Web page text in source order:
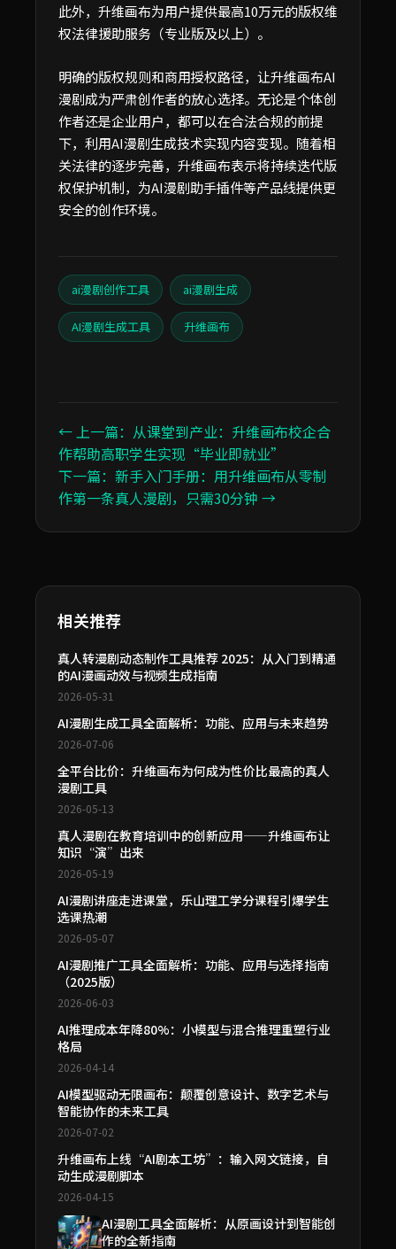
此外，升维画布为用户提供最高10万元的版权维
权法律援助服务（专业版及以上）。
明确的版权规则和商用授权路径，让升维画布AI
漫剧成为严肃创作者的放心选择。无论是个体创
作者还是企业用户，都可以在合法合规的前提
下，利用AI漫剧生成技术实现内容变现。随着相
关法律的逐步完善，升维画布表示将持续迭代版
权保护机制，为AI漫剧助手插件等产品线提供更
安全的创作环境。
ai漫剧创作工具 ai漫剧生成
AI漫剧生成工具 升维画布
← 上一篇：从课堂到产业：升维画布校企合
作帮助高职学生实现“毕业即就业”
下一篇：新手入门手册：用升维画布从零制
作第一条真人漫剧，只需30分钟 →
相关推荐
真人转漫剧动态制作工具推荐 2025：从入门到精通
的AI漫画动效与视频生成指南
2026-05-31
AI漫剧生成工具全面解析：功能、应用与未来趋势
2026-07-06
全平台比价：升维画布为何成为性价比最高的真人
漫剧工具
2026-05-13
真人漫剧在教育培训中的创新应用——升维画布让
知识“演”出来
2026-05-19
AI漫剧讲座走进课堂，乐山理工学分课程引爆学生
选课热潮
2026-05-07
AI漫剧推广工具全面解析：功能、应用与选择指南
（2025版）
2026-06-03
AI推理成本年降80%：小模型与混合推理重塑行业
格局
2026-04-14
AI模型驱动无限画布：颠覆创意设计、数字艺术与
智能协作的未来工具
2026-07-02
升维画布上线“AI剧本工坊”：输入网文链接，自
动生成漫剧脚本
2026-04-15
AI漫剧工具全面解析：从原画设计到智能创
作的全新指南